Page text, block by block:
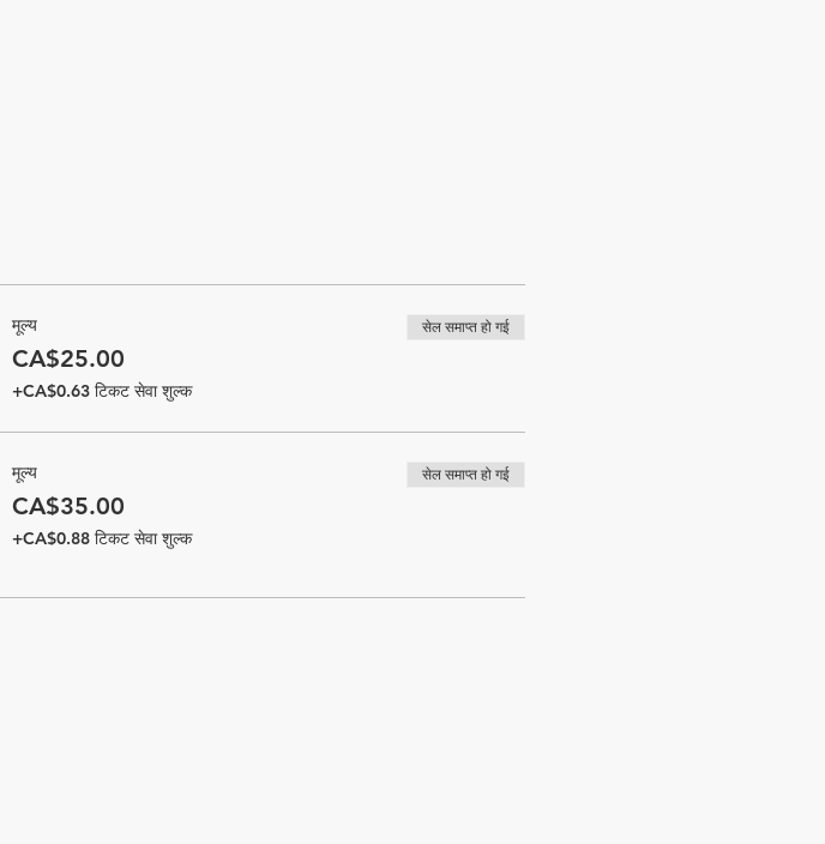
मूल्य
CA$25.00
+CA$0.63 टिकट सेवा शुल्क
सेल समाप्त हो गई
मूल्य
CA$35.00
+CA$0.88 टिकट सेवा शुल्क
सेल समाप्त हो गई